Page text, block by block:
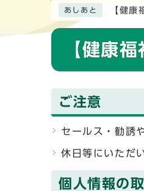
あしあと 【健康
【健康
ご注意
セールス・勧誘
休日等にいただ
個人情報の